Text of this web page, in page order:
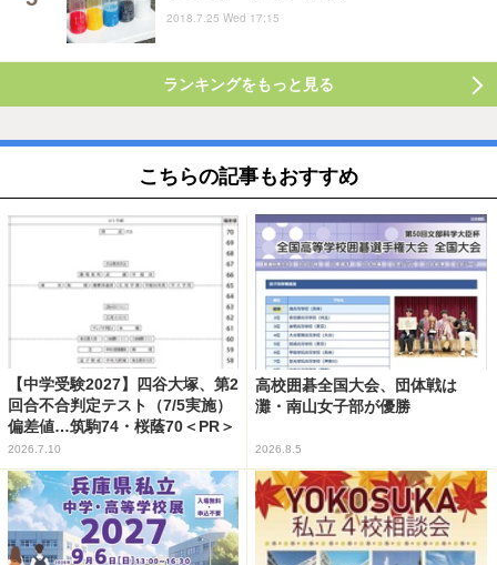
2018.7.25 Wed 17:15
ランキングをもっと見る
こちらの記事もおすすめ
【中学受験2027】四谷大塚、第2
回合不合判定テスト（7/5実施）
偏差値…筑駒74・桜蔭70＜PR＞
2026.7.10
高校囲碁全国大会、団体戦は
灘・南山女子部が優勝
2026.8.5